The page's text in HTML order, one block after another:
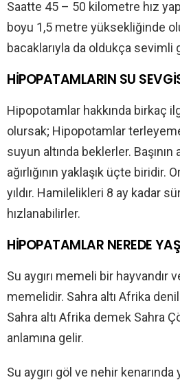
Saatte 45 – 50 kilometre hız
boyu 1,5 metre yüksekliğinde
bacaklarıyla da oldukça
HİPOPATAMLARIN SU
Hipopotamlar hakkında birkaç
olursak; Hipopotamlar
suyun altında beklerler. Başının
ağırlığının yaklaşık üçte
yıldır. Hamilelikleri 8 ay kadar
hızlanabilirler.
HİPOPATAMLAR NEREDE
Su aygırı memeli bir hayvandır
memelidir. Sahra altı Afrika
Sahra altı Afrika demek Sahra
anlamına gelir.
Su aygırı göl ve nehir